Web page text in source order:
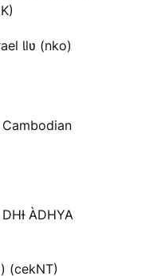
Ɩlʋ (nko)
ÀDHYA
(cekNT)